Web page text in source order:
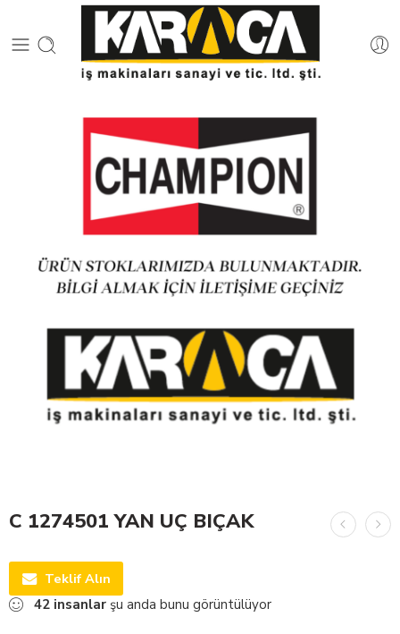
C 1274501 YAN UÇ BIÇAK
Teklif Alın
42 insanlar şu anda bunu görüntülüyor